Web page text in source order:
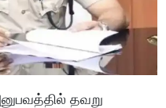
தவறு